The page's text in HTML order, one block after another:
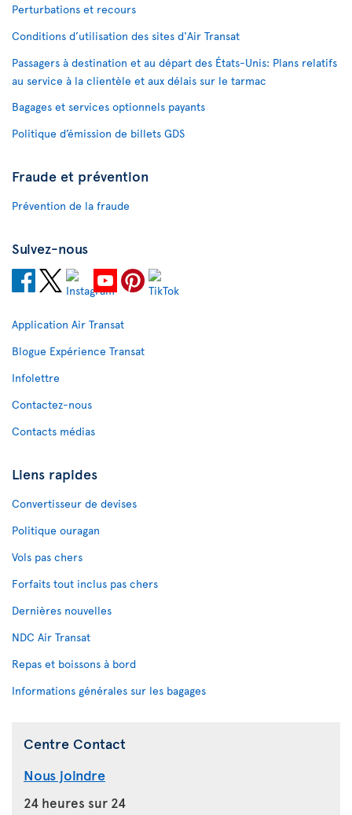
Perturbations et recours
Conditions d’utilisation des sites d'Air Transat
Passagers à destination et au départ des États-Unis: Plans relatifs
au service à la clientèle et aux délais sur le tarmac
Bagages et services optionnels payants
Politique d’émission de billets GDS
Fraude et prévention
Prévention de la fraude
Suivez-nous
Application Air Transat
Blogue Expérience Transat
Infolettre
Contactez-nous
Contacts médias
Liens rapides
Convertisseur de devises
Politique ouragan
Vols pas chers
Forfaits tout inclus pas chers
Dernières nouvelles
NDC Air Transat
Repas et boissons à bord
Informations générales sur les bagages
Centre Contact
Nous joindre
24 heures sur 24